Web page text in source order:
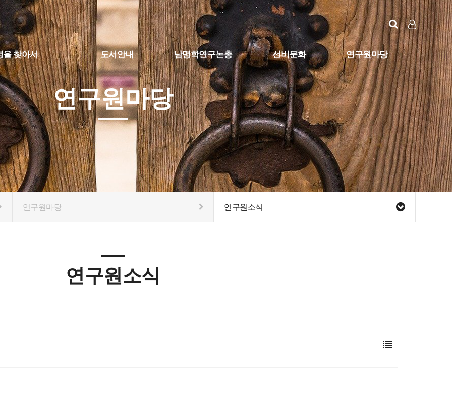
LOG IN
SIGN UP
을 찾아서
생의 행장 및 사적
탐구
안내
도서안내
도서안내
남명학연구논총
연구논문
심사규정
윤리규정
선비문화
선비문화
공지사항
남명원보
연구원마당
게시판
자료실
연구원소식
선비문화사진
연구원마당
연구원마당 연구원소식
연구원소식